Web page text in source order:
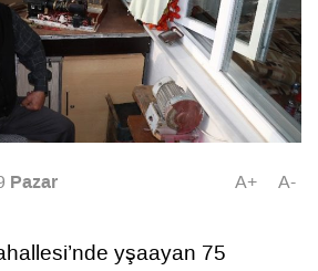
Pazar A+ A-
yşaayan 75